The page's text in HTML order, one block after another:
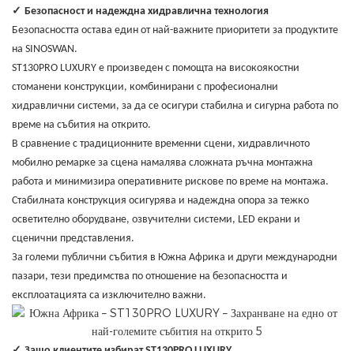
✓ Безопасност и надеждна хидравлична технология
Безопасността остава един от най-важните приоритети за продуктите
на SINOSWAN.
ST130PRO LUXURY е произведен с помощта на високоякостни
стоманени конструкции, комбинирани с професионални
хидравлични системи, за да се осигури стабилна и сигурна работа по
време на събития на открито.
В сравнение с традиционните временни сцени, хидравличното
мобилно ремарке за сцена намалява сложната ръчна монтажна
работа и минимизира оперативните рискове по време на монтажа.
Стабилната конструкция осигурява и надеждна опора за тежко
осветително оборудване, озвучителни системи, LED екрани и
сценични представления.
За големи публични събития в Южна Африка и други международни
пазари, тези предимства по отношение на безопасността и
експлоатацията са изключително важни.